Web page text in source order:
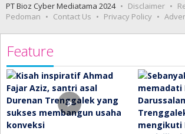
PT Bioz Cyber Mediatama 2024 Disclaimer
Pedoman
Contact Us Privacy Policy
Feature